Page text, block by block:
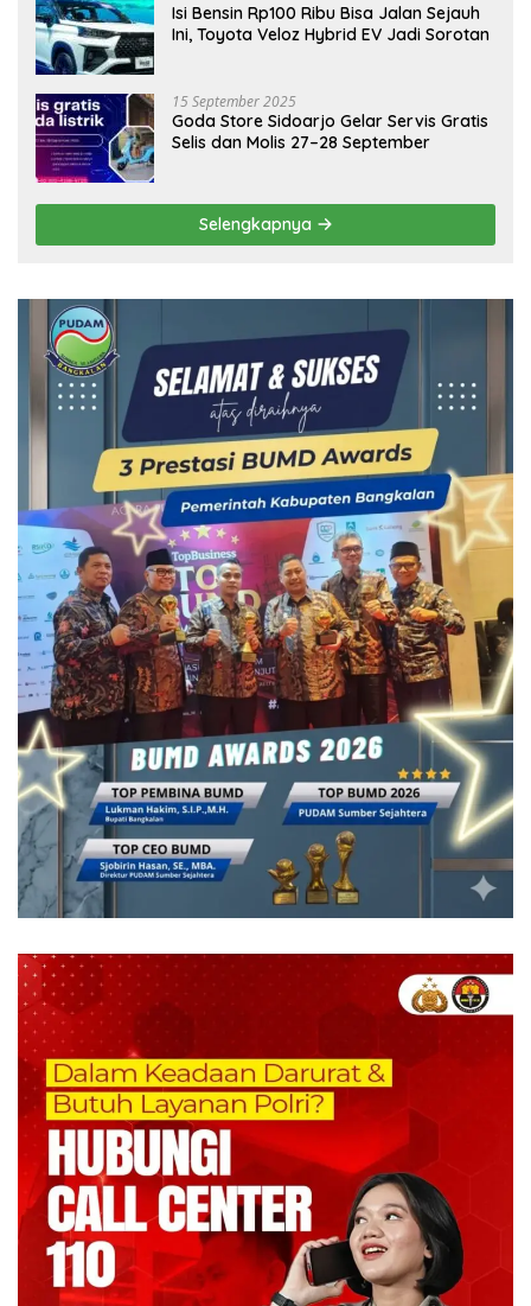
Isi Bensin Rp100 Ribu Bisa Jalan Sejauh
Ini, Toyota Veloz Hybrid EV Jadi Sorotan
15 September 2025
Goda Store Sidoarjo Gelar Servis Gratis
Selis dan Molis 27–28 September
Selengkapnya